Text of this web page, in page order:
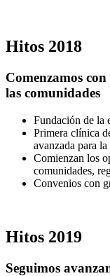
Hitos 2018
Comenzamos
las comunidades
Fundación de la
Primera clínica
avanzada para
Comienzan los
comunidades,
Convenios con
Hitos 2019
Seguimos